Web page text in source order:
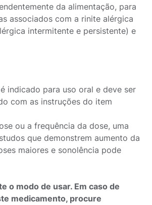
da alimentação, para
associados com a rinite alérgica
intermitente e persistente) e
indicado para uso oral e deve ser
com as instruções do item
ou a frequência da dose, uma
que demonstrem aumento da
maiores e sonolência pode
o modo de usar. Em caso de
medicamento, procure